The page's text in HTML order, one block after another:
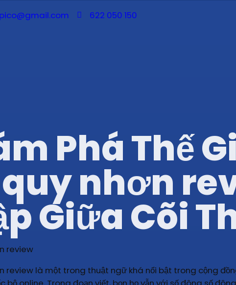
622 050 150
Phá Thế
nhơn
Giữa Cõi
review
review là một trong thuật ngữ khá nổi bật trong cộng